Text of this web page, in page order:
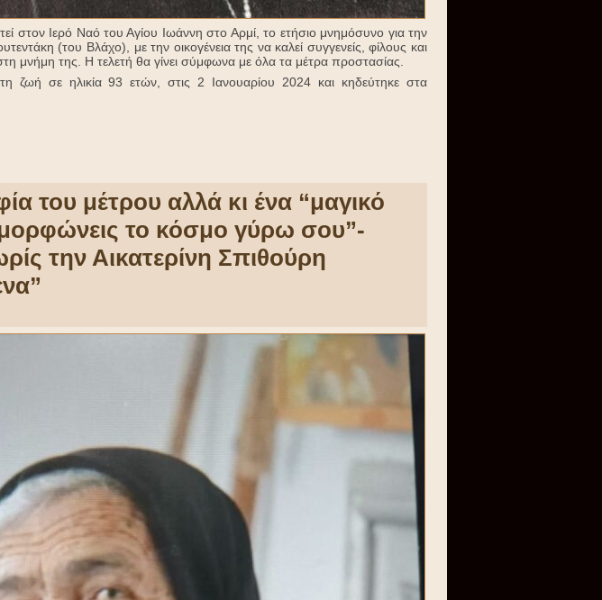
στον Ιερό Ναό του Αγίου Ιωάννη στο Αρμί, το ετήσιο μνημόσυνο για την
(του Βλάχο), με την οικογένεια της να καλεί συγγενείς, φίλους και
μνήμη της. Η τελετή θα γίνει σύμφωνα με όλα τα μέτρα προστασίας.
ζωή σε ηλικία 93 ετών, στις 2 Ιανουαρίου 2024 και κηδεύτηκε στα
του μέτρου αλλά κι ένα “μαγικό
το κόσμο γύρω σου”-
την Αικατερίνη Σπιθούρη